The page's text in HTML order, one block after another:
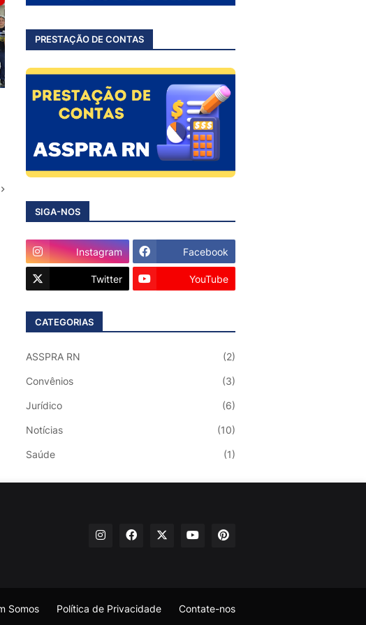
PRESTAÇÃO DE CONTAS
SIGA-NOS
Instagram Facebook
Twitter YouTube
CATEGORIAS
ASSPRA RN (2)
Convênios (3)
Jurídico (6)
Notícias (10)
Saúde (1)
Somos Política de Privacidade Contate-nos